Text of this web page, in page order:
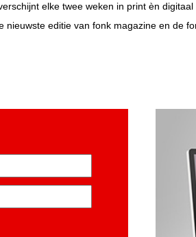
elke twee weken in print èn digitaal
editie van fonk magazine en de